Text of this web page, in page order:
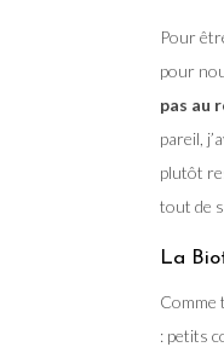
Pour
pour
pas au
pareil,
plutôt
tout de
La
Comme
: petits